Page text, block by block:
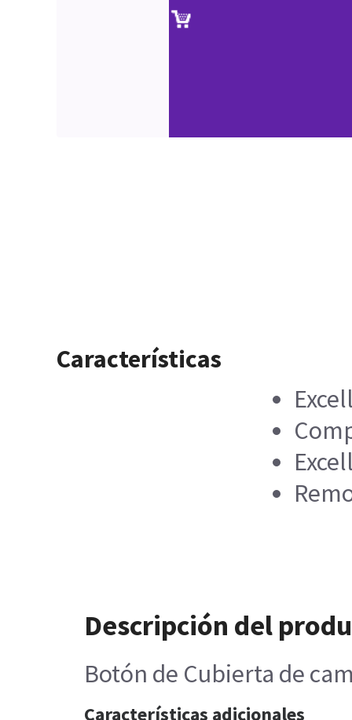
Características
Descripción del
Botón de Cubierta de
Características adicionales